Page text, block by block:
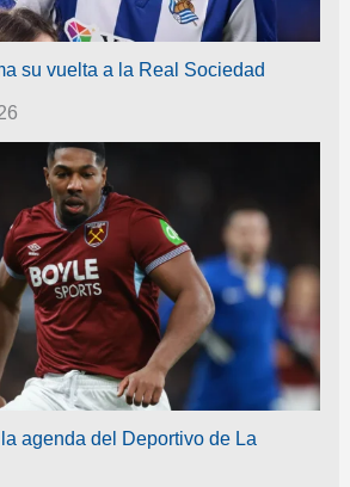
su vuelta a la Real Sociedad
agenda del Deportivo de La